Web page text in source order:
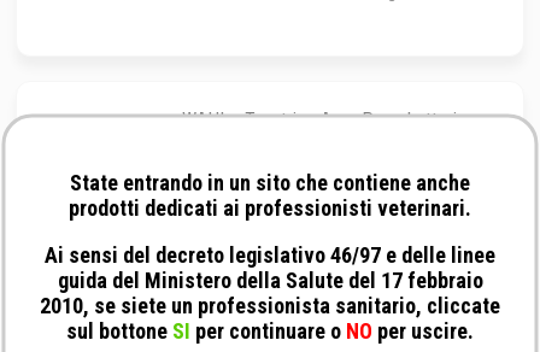
WAHL - Tosatrice Arco Pro a batterie
Tosatrice
Aesculap - Tosatrice Akkurata GT405
State entrando in un sito che contiene anche
prodotti dedicati ai professionisti veterinari.
Ai sensi del decreto legislativo 46/97 e delle linee
guida del Ministero della Salute del 17 febbraio
2010, se siete un professionista sanitario, cliccate
sul bottone SI per continuare o NO per uscire.